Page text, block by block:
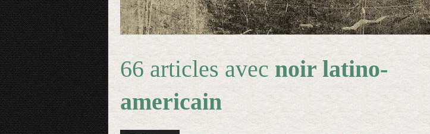
66 articles avec noir latino-
americain